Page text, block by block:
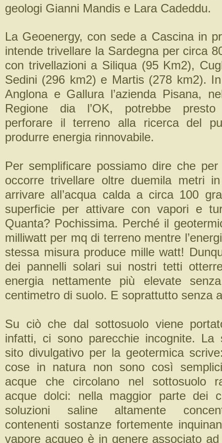
geologi Gianni Mandis e Lara Cadeddu.
La Geoenergy, con sede a Cascina in
intende trivellare la Sardegna per circa
con trivellazioni a Siliqua (95 Km2),
Sedini (296 km2) e Martis (278 km2).
Anglona e Gallura l’azienda Pisana,
Regione dia l’OK, potrebbe
perforare il terreno alla ricerca del
produrre energia rinnovabile.
Per semplificare possiamo dire che
occorre trivellare oltre duemila metri
arrivare all’acqua calda a circa 100
superficie per attivare con vapori e
Quanta? Pochissima. Perché il
milliwatt per mq di terreno mentre
stessa misura produce mille watt!
dei pannelli solari sui nostri tetti
energia nettamente più elevate
centimetro di suolo. E soprattutto senza
Su ciò che dal sottosuolo viene
infatti, ci sono parecchie incognite. La
sito divulgativo per la geotermica
cose in natura non sono così
acque che circolano nel sottosuolo
acque dolci: nella maggior parte dei
soluzioni saline altamente
contenenti sostanze fortemente
vapore acqueo è in genere associato